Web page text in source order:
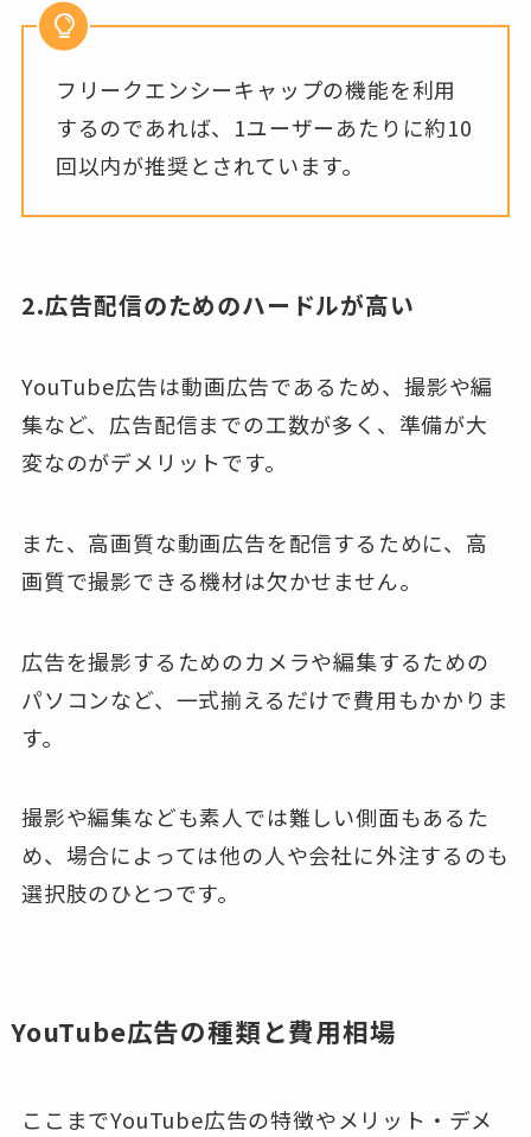
フリークエンシーキャップの機能を利用
するのであれば、1ユーザーあたりに約10
回以内が推奨とされています。
2.広告配信のためのハードルが高い
YouTube広告は動画広告であるため、撮影や編
集など、広告配信までの工数が多く、準備が大
変なのがデメリットです。
また、高画質な動画広告を配信するために、高
画質で撮影できる機材は欠かせません。
広告を撮影するためのカメラや編集するための
パソコンなど、一式揃えるだけで費用もかかりま
す。
撮影や編集なども素人では難しい側面もあるた
め、場合によっては他の人や会社に外注するのも
選択肢のひとつです。
YouTube広告の種類と費用相場
ここまでYouTube広告の特徴やメリット・デメ